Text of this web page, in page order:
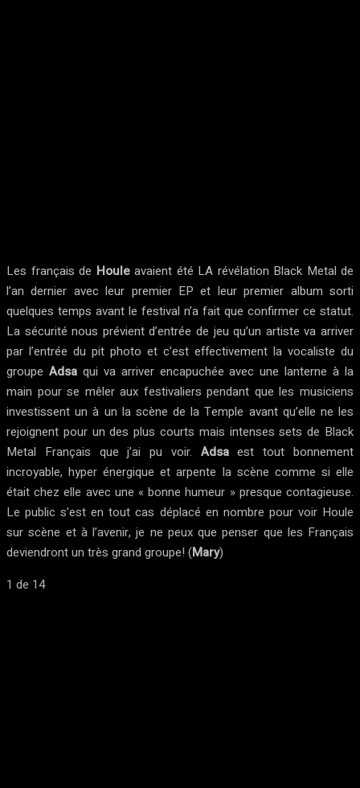
Les français de Houleavaient été LA révélation Black Metal de
l’an dernier avec leur premier EP et leur premier album sorti
quelques temps avant le festival n’a fait que confirmer ce statut.
La sécurité nous prévient d’entrée de jeu qu’un artiste va arriver
par l’entrée du pit photo et c’est effectivement la vocaliste du
groupe Adsaqui va arriver encapuchée avec une lanterne à la
main pour se mêler aux festivaliers pendant que les musiciens
investissent un à un la scène de la Temple avant qu’elle ne les
rejoignent pour un des plus courts mais intenses sets de Black
Metal Français que j’ai pu voir. Adsaest tout bonnement
incroyable, hyper énergique et arpente la scène comme si elle
était chez elle avec une « bonne humeur » presque contagieuse.
Le public s’est en tout cas déplacé en nombre pour voir Houle
sur scène et à l’avenir, je ne peux que penser que les Français
deviendront un très grand groupe! (Mary)
1 de 14